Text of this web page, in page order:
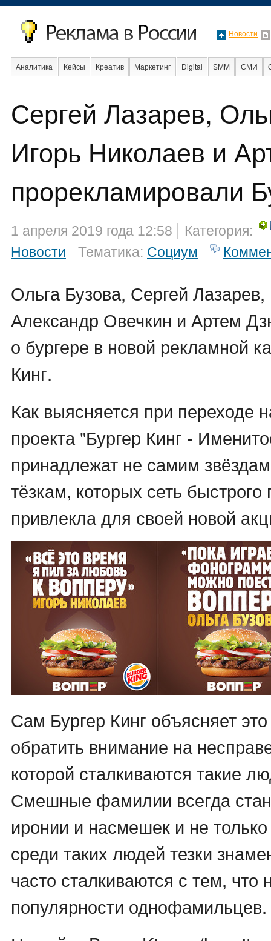
Новости
Аналитика Кейсы Креатив Маркетинг Digital SMM СМИ
События Социальная реклама Event
Сергей Лазарев,
Игорь Николаев и
прорекламировали
1 апреля 2019 года 12:58
Категория:
Новости
Тематика: Социум
Ольга Бузова, Сергей
Александр Овечкин и Артем
о бургере в новой рекламной
Кинг.
Как выясняется при переходе
проекта "Бургер Кинг -
принадлежат не самим
тёзкам, которых сеть быстрого
привлекла для своей новой
Сам Бургер Кинг объясняет
обратить внимание на
которой сталкиваются такие
Смешные фамилии всегда
иронии и насмешек и не
среди таких людей тезки
часто сталкиваются с тем, что
популярности однофамильцев.